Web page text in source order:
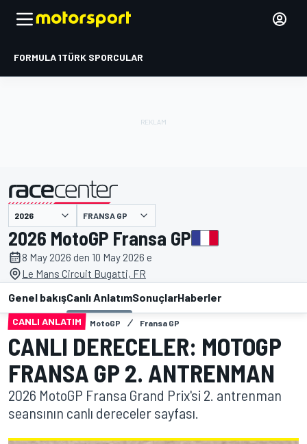
FORMULA 1TÜRK SPORCULAR
tarafından sunulmuştur
FRANSA GP
2026 MotoGP Fransa GP
8 May 2026 den 10 May 2026 e
Le Mans Circuit Bugatti, FR
Genel bakışCanlı AnlatımSonuçlarHaberler
CANLI ANLATIM MotoGP Fransa GP
CANLI DERECELER: MOTOGP
FRANSA GP 2. ANTRENMAN
2026 MotoGP Fransa Grand Prix'si 2. antrenman
seansının canlı dereceler sayfası.